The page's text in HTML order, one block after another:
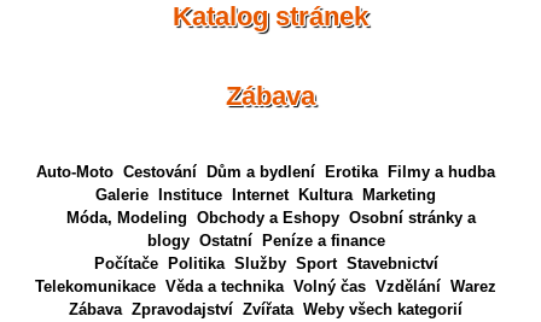
Katalog stránek
Zábava
Auto-Moto Cestování Dům a bydlení Erotika
Filmy a hudba
Galerie
Instituce Internet Kultura
Marketing
Móda, Modeling Obchody a Eshopy Osobní stránky a
blogy Ostatní
Peníze a finance
Počítače
Politika Služby Sport Stavebnictví
Telekomunikace Věda a technika Volný čas Vzdělání Warez
Zábava Zpravodajství Zvířata Weby všech kategorií